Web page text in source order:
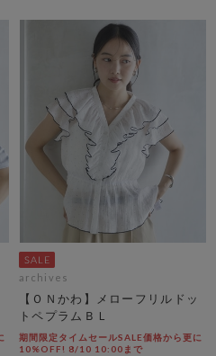
archives
【ＯＮかわ】メローフリルドッ
トペプラムＢＬ
期間限定タイムセールSALE価格から更に
10%OFF! 8/10 10:00まで